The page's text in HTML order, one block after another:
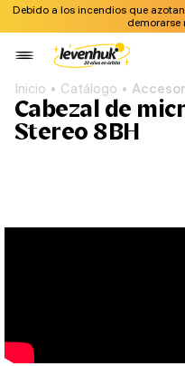
Debido a los incendios que
demorarse
Inicio Catálogo
Cabezal de
Stereo 8BH